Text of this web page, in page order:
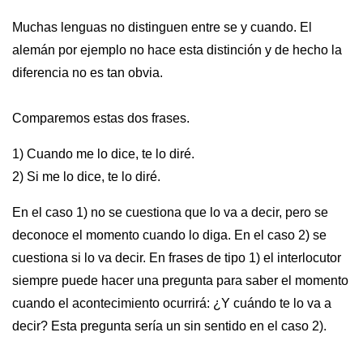
Muchas lenguas no distinguen entre se y cuando. El
alemán por ejemplo no hace esta distinción y de hecho la
diferencia no es tan obvia.
Comparemos estas dos frases.
1) Cuando me lo dice, te lo diré.
2) Si me lo dice, te lo diré.
En el caso 1) no se cuestiona que lo va a decir, pero se
deconoce el momento cuando lo diga. En el caso 2) se
cuestiona si lo va decir. En frases de tipo 1) el interlocutor
siempre puede hacer una pregunta para saber el momento
cuando el acontecimiento ocurrirá: ¿Y cuándo te lo va a
decir? Esta pregunta sería un sin sentido en el caso 2).